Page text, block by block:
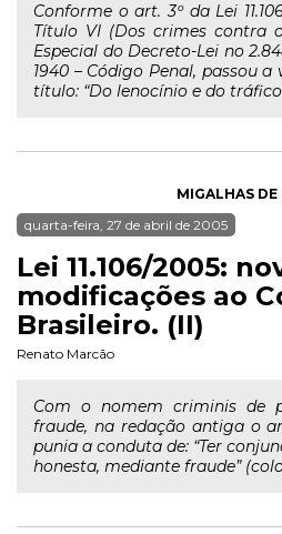
Conforme o art. 3º da Lei
Título VI (Dos crimes contra
Especial do Decreto-Lei no
1940 – Código Penal, passou
título: “Do lenocínio e do tráfico
MIGALHAS DE
quarta-feira, 27 de abril de 2005
Lei 11.106/2005:
modificações ao
Brasileiro. (II)
Renato Marcão
Com o nomem criminis de
fraude, na redação antiga o
punia a conduta de: “Ter
honesta, mediante fraude”